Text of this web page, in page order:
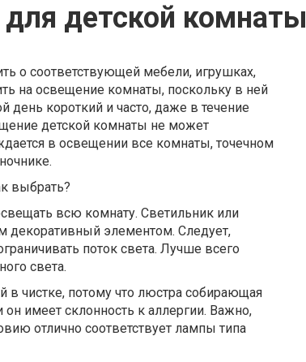
детской комнаты
о соответствующей мебели, игрушках,
на освещение комнаты, поскольку в ней
короткий и часто, даже в течение
детской комнаты не может
в освещении все комнаты, точечном
выбрать?
всю комнату. Светильник или
декоративный элементом. Следует,
поток света. Лучше всего
света.
чистке, потому что люстра собирающая
имеет склонность к аллергии. Важно,
отлично соответствует лампы типа